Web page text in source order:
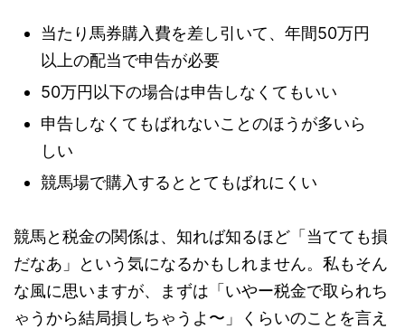
当たり馬券購入費を差し引いて、年間50万円
以上の配当で申告が必要
50万円以下の場合は申告しなくてもいい
申告しなくてもばれないことのほうが多いら
しい
競馬場で購入するととてもばれにくい
競馬と税金の関係は、知れば知るほど「当てても損
だなあ」という気になるかもしれません。私もそん
な風に思いますが、まずは「いやー税金で取られち
ゃうから結局損しちゃうよ〜」くらいのことを言え